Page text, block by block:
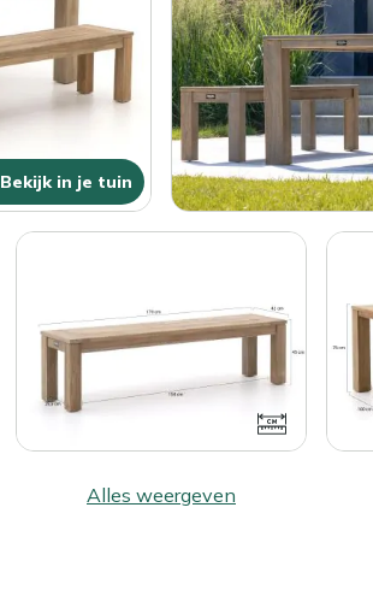
Bekijk in je tuin
Alles weergeven